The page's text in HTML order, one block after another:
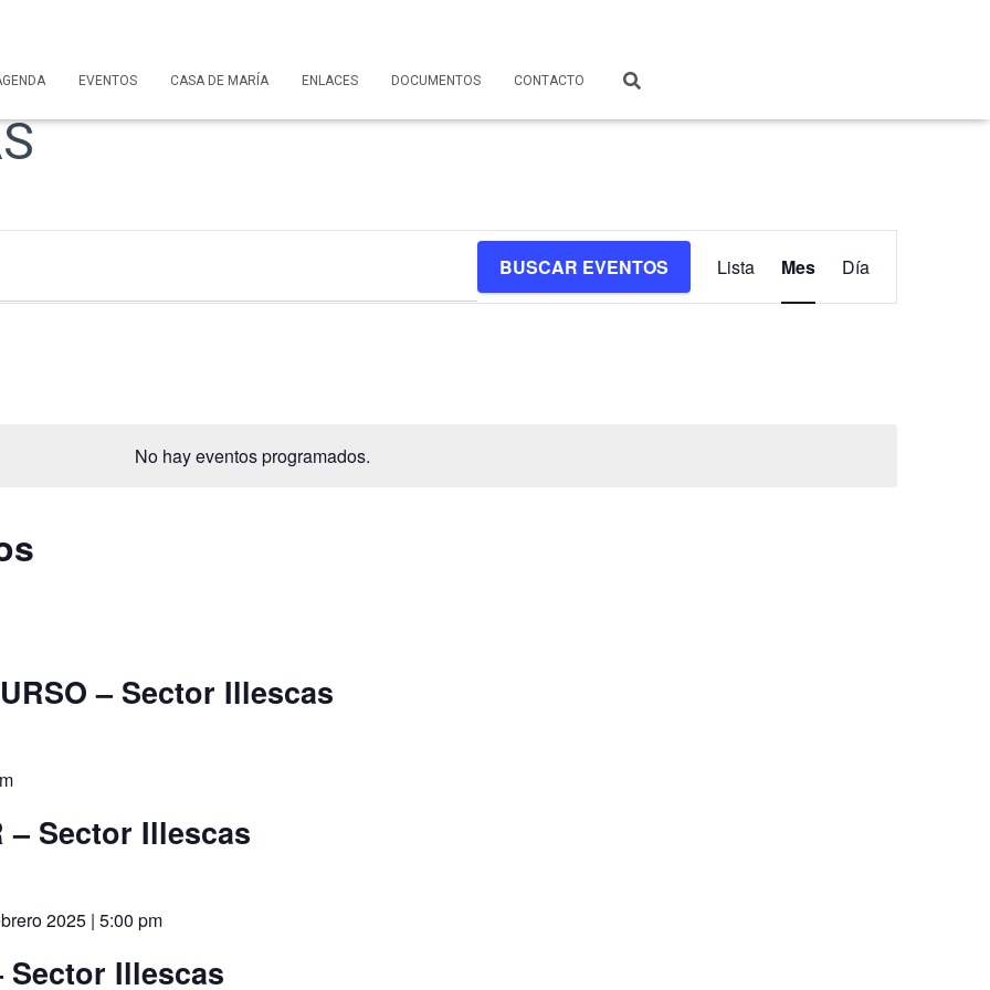
EVENTOS CASA DE MARÍA ENLACES DOCUMENTOS CONTACTO
No hay eventos programados.
BUSCAR EVENTOS
Navegación
de
Lista Mes Día
– Sector Illescas
– Sector Illescas
2025 | 5:00 pm
Sector Illescas